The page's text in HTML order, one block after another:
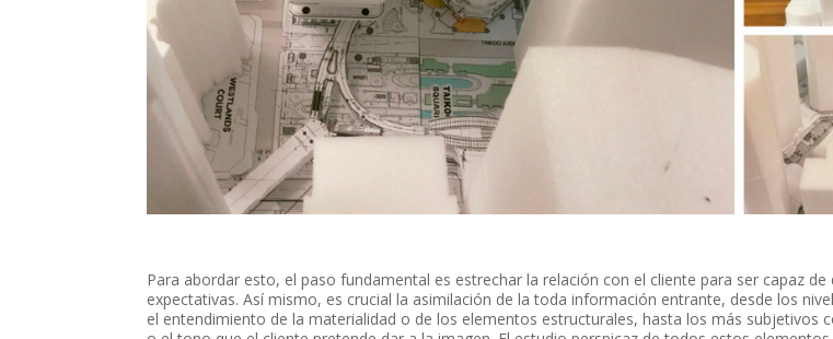
Para abordar esto, el paso fundamental es estrechar la relación con el cliente para ser capaz
expectativas. Así mismo, es crucial la asimilación de la toda información entrante, desde los
el entendimiento de la materialidad o de los elementos estructurales, hasta los más subjetivos